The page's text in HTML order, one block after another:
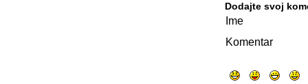
Dodajte svoj
Ime
Komentar